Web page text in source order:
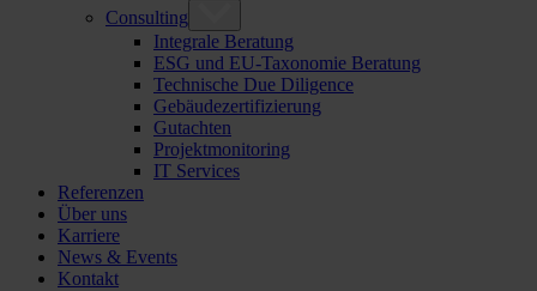
Consulting
Integrale Beratung
ESG und EU-Taxonomie Beratung
Technische Due Diligence
Gebäudezertifizierung
Gutachten
Projektmonitoring
IT Services
Referenzen
Über uns
Karriere
News & Events
Kontakt